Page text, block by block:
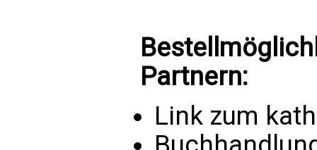
Partnern:
Link zum